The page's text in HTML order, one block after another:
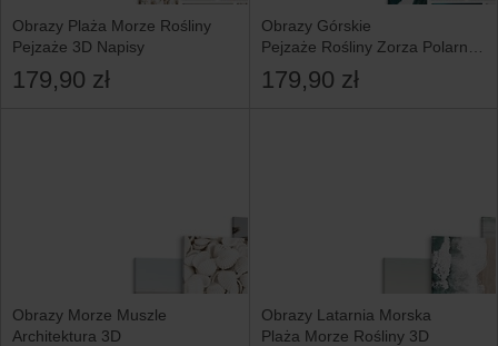
Obrazy Plaża Morze Rośliny
Pejzaże 3D Napisy
179,90 zł
Obrazy Górskie
Pejzaże Rośliny Zorza Polarna
3D
179,90 zł
Obrazy Morze Muszle
Architektura 3D
Obrazy Latarnia Morska
Plaża Morze Rośliny 3D